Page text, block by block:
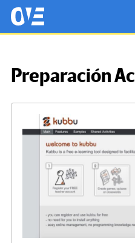
Saltar al contenido principal
OtrasVocesenEducacion.org
Preparación